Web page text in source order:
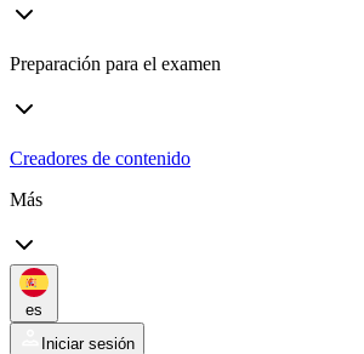
Preparación para el examen
Creadores de contenido
Más
es
Iniciar sesión